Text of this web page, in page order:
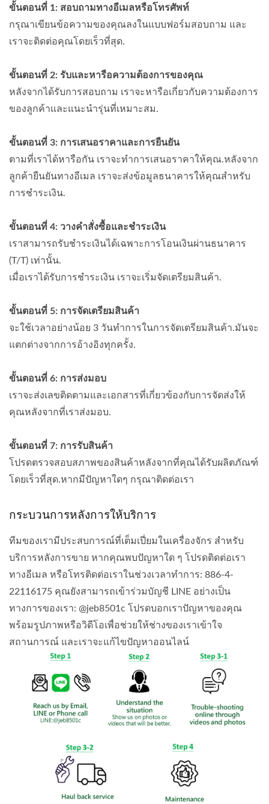
ขั้นตอนที่ 1: สอบถามทางอีเมลหรือโทรศัพท์
กรุณาเขียนข้อความของคุณลงในแบบฟอร์มสอบถาม และ
เราจะติดต่อคุณโดยเร็วที่สุด.
ขั้นตอนที่ 2: รับและหารือความต้องการของคุณ
หลังจากได้รับการสอบถาม เราจะหารือเกี่ยวกับความต้องการ
ของลูกค้าและแนะนำรุ่นที่เหมาะสม.
ขั้นตอนที่ 3: การเสนอราคาและการยืนยัน
ตามที่เราได้หารือกัน เราจะทำการเสนอราคาให้คุณ.หลังจาก
ลูกค้ายืนยันทางอีเมล เราจะส่งข้อมูลธนาคารให้คุณสำหรับ
การชำระเงิน.
ขั้นตอนที่ 4: วางคำสั่งซื้อและชำระเงิน
เราสามารถรับชำระเงินได้เฉพาะการโอนเงินผ่านธนาคาร
(T/T) เท่านั้น.
เมื่อเราได้รับการชำระเงิน เราจะเริ่มจัดเตรียมสินค้า.
ขั้นตอนที่ 5: การจัดเตรียมสินค้า
จะใช้เวลาอย่างน้อย 3 วันทำการในการจัดเตรียมสินค้า.มันจะ
แตกต่างจากการอ้างอิงทุกครั้ง.
ขั้นตอนที่ 6: การส่งมอบ
เราจะส่งเลขติดตามและเอกสารที่เกี่ยวข้องกับการจัดส่งให้
คุณหลังจากที่เราส่งมอบ.
ขั้นตอนที่ 7: การรับสินค้า
โปรดตรวจสอบสภาพของสินค้าหลังจากที่คุณได้รับผลิตภัณฑ์
โดยเร็วที่สุด.หากมีปัญหาใดๆ กรุณาติดต่อเรา
กระบวนการหลังการให้บริการ
ทีมของเรามีประสบการณ์ที่เต็มเปี่ยมในเครื่องจักร สำหรับ
บริการหลังการขาย หากคุณพบปัญหาใด ๆ โปรดติดต่อเรา
ทางอีเมล หรือโทรติดต่อเราในช่วงเวลาทำการ: 886-4-
22116175 คุณยังสามารถเข้าร่วมบัญชี LINE อย่างเป็น
ทางการของเรา: @jeb8501c โปรดบอกเราปัญหาของคุณ
พร้อมรูปภาพหรือวิดีโอเพื่อช่วยให้ช่างของเราเข้าใจ
สถานการณ์ และเราจะแก้ไขปัญหาออนไลน์